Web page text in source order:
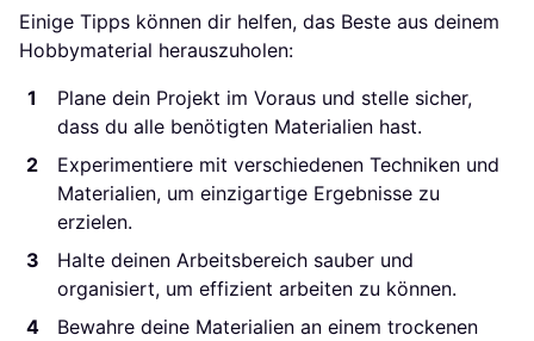
Einige Tipps können dir helfen, das Beste aus deinem
Hobbymaterial herauszuholen:
Plane dein Projekt im Voraus und stelle sicher,
dass du alle benötigten Materialien hast.
Experimentiere mit verschiedenen Techniken und
Materialien, um einzigartige Ergebnisse zu
erzielen.
Halte deinen Arbeitsbereich sauber und
organisiert, um effizient arbeiten zu können.
Bewahre deine Materialien an einem trockenen